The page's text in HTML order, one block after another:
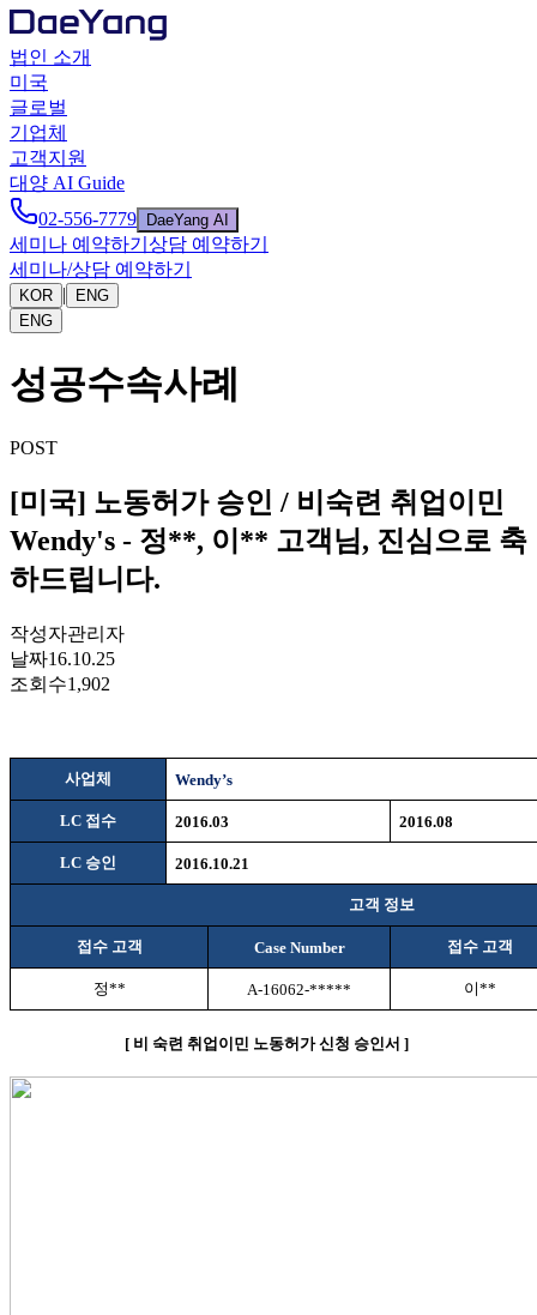
법인 소개
미국
글로벌
기업체
고객지원
대양 AI Guide
02-556-7779
DaeYang AI
세미나 예약하기 상담 예약하기
세미나/상담 예약하기
KOR |
ENG
ENG
성공수속사례
POST
[미국] 노동허가 승인 / 비숙련 취업이민
Wendy's - 정**, 이** 고객님, 진심으로 축
하드립니다.
작성자관리자
날짜16.10.25
조회수1,902
사업체 Wendy’s
LC 접수 2016.03 2016.08
LC 승인 2016.10.21
고객 정보
접수 고객 Case Number 접수 고객
정** A-16062-***** 이**
[ 비 숙련 취업이민 노동허가 신청 승인서 ]